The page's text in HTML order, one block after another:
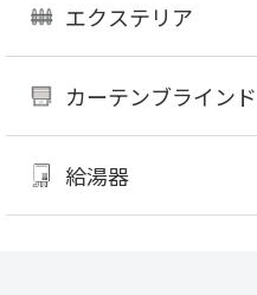
エクステリア
カーテンブラインド
給湯器